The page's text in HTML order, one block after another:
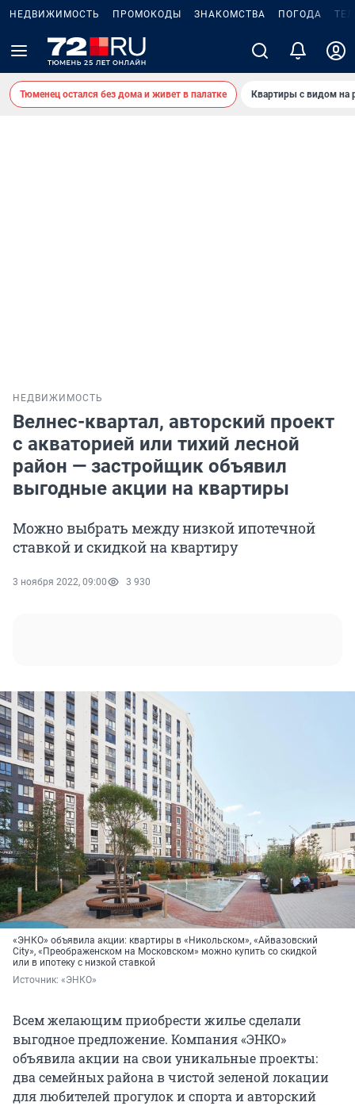
НЕДВИЖИМОСТЬ ПРОМОКОДЫ ЗНАКОМСТВА ПОГОДА
Тюменец остался без дома и живет в палатке Квартиры с видом на
НЕДВИЖИМОСТЬ
Велнес-квартал, авторский проект
с акваторией или тихий лесной
район — застройщик объявил
выгодные акции на квартиры
Можно выбрать между низкой ипотечной
ставкой и скидкой на квартиру
3 ноября 2022, 09:00 3 930
«ЭНКО» объявила акции: квартиры в «Никольском», «Айвазовский
City», «Преображенском на Московском» можно купить со скидкой
или в ипотеку с низкой ставкой
Источник: «ЭНКО»
Всем желающим приобрести жилье сделали
выгодное предложение. Компания «ЭНКО»
объявила акции на свои уникальные проекты:
два семейных района в чистой зеленой локации
для любителей прогулок и спорта и авторский